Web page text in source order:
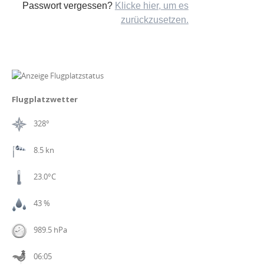
Passwort vergessen? Klicke hier, um es
zurückzusetzen.
Flugplatzwetter
328°
8.5 kn
23.0°C
43 %
989.5 hPa
06:05